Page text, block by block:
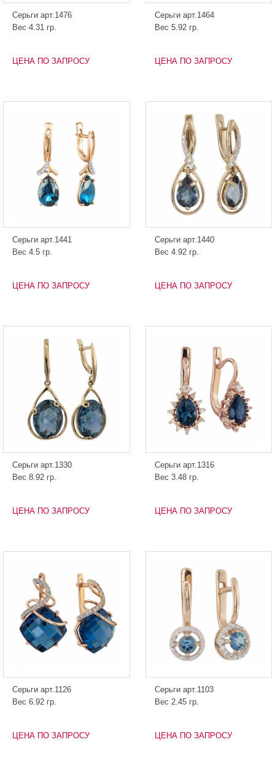
Серьги арт.1476
Вес 4.31 гр.
ЦЕНА ПО ЗАПРОСУ
Серьги арт.1464
Вес 5.92 гр.
ЦЕНА ПО ЗАПРОСУ
Серьги арт.1441
Вес 4.5 гр.
ЦЕНА ПО ЗАПРОСУ
Серьги арт.1440
Вес 4.92 гр.
ЦЕНА ПО ЗАПРОСУ
Серьги арт.1330
Вес 8.92 гр.
ЦЕНА ПО ЗАПРОСУ
Серьги арт.1316
Вес 3.48 гр.
ЦЕНА ПО ЗАПРОСУ
Серьги арт.1126
Вес 6.92 гр.
ЦЕНА ПО ЗАПРОСУ
Серьги арт.1103
Вес 2.45 гр.
ЦЕНА ПО ЗАПРОСУ